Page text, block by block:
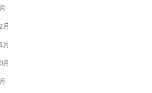
月
月
月